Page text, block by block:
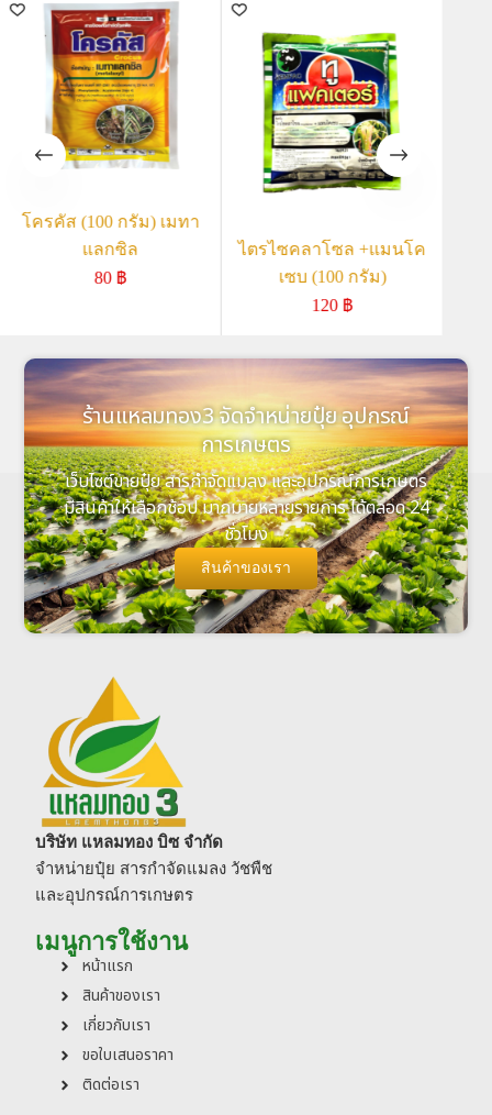
โครคัส (100 กรัม) เมทา
แลกซิล
80 ฿
ไตรไซคลาโซล +แมนโค
เซบ (100 กรัม)
120 ฿
ร้านแหลมทอง3 จัดจำหน่ายปุ๋ย อุปกรณ์
การเกษตร
เว็บไซต์ขายปุ๋ย สารกำจัดแมลง และอุปกรณ์การเกษตร
มีสินค้าให้เลือกช้อป มากมายหลายรายการ ได้ตลอด 24
ชั่วโมง
สินค้าของเรา
บริษัท แหลมทอง บิซ จำกัด
จำหน่ายปุ๋ย สารกำจัดแมลง วัชพืช
และอุปกรณ์การเกษตร
เมนูการใช้งาน
หน้าแรก
สินค้าของเรา
เกี่ยวกับเรา
ขอใบเสนอราคา
ติดต่อเรา